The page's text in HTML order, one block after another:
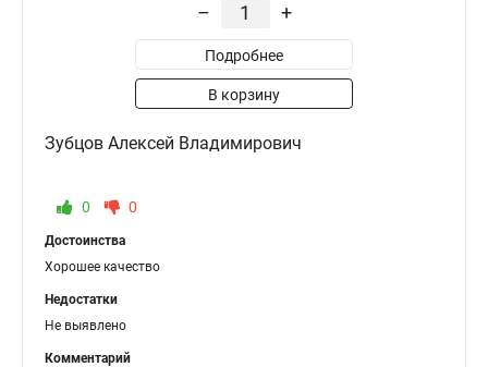
– +
Подробнее
В корзину
Зубцов Алексей Владимирович
0 0
Достоинства
Хорошее качество
Недостатки
Не выявлено
Комментарий